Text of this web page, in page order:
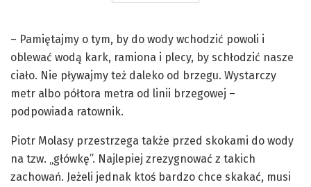
– Pamiętajmy o tym, by do wody wchodzić powoli i
oblewać wodą kark, ramiona i plecy, by schłodzić nasze
ciało. Nie pływajmy też daleko od brzegu. Wystarczy
metr albo półtora metra od linii brzegowej –
podpowiada ratownik.
Piotr Molasy przestrzega także przed skokami do wody
na tzw. „główkę”. Najlepiej zrezygnować z takich
zachowań. Jeżeli jednak ktoś bardzo chce skakać, musi